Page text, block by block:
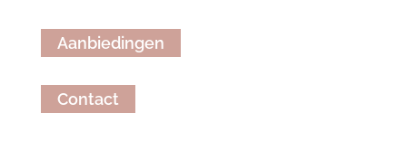
Aanbiedingen
Contact